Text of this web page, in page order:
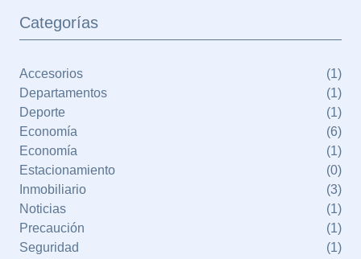
Categorías
Accesorios
(1)
Departamentos
(1)
Deporte
(1)
Economía
(6)
Economía
(1)
Estacionamiento
(0)
Inmobiliario
(3)
Noticias
(1)
Precaución
(1)
Seguridad
(1)